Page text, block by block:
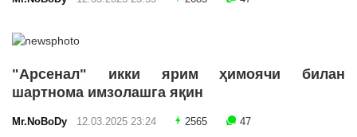
"Арсенал" икки ярим ҳимоячи билан
шартнома имзолашга яқин
Mr.NoBoDy 12.03.2025 23:24 2565 47